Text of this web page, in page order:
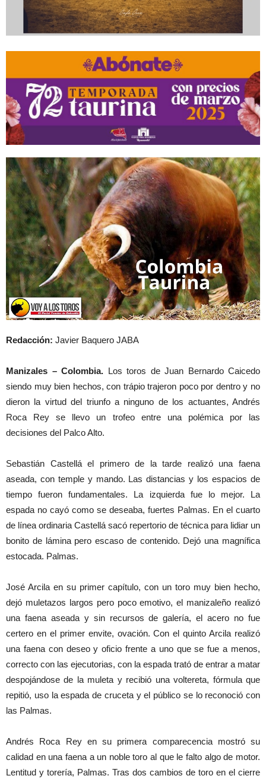
Redacción: Javier Baquero JABA
Manizales – Colombia. Los toros de Juan Bernardo Caicedo
siendo muy bien hechos, con trápio trajeron poco por dentro y no
dieron la virtud del triunfo a ninguno de los actuantes, Andrés
Roca Rey se llevo un trofeo entre una polémica por las
decisiones del Palco Alto.
Sebastián Castellá el primero de la tarde realizó una faena
aseada, con temple y mando. Las distancias y los espacios de
tiempo fueron fundamentales. La izquierda fue lo mejor. La
espada no cayó como se deseaba, fuertes Palmas. En el cuarto
de línea ordinaria Castellá sacó repertorio de técnica para lidiar un
bonito de lámina pero escaso de contenido. Dejó una magnífica
estocada. Palmas.
José Arcila en su primer capítulo, con un toro muy bien hecho,
dejó muletazos largos pero poco emotivo, el manizaleño realizó
una faena aseada y sin recursos de galería, el acero no fue
certero en el primer envite, ovación. Con el quinto Arcila realizó
una faena con deseo y oficio frente a uno que se fue a menos,
correcto con las ejecutorias, con la espada trató de entrar a matar
despojándose de la muleta y recibió una voltereta, fórmula que
repitió, uso la espada de cruceta y el público se lo reconoció con
las Palmas.
Andrés Roca Rey en su primera comparecencia mostró su
calidad en una faena a un noble toro al que le falto algo de motor.
Lentitud y torería, Palmas. Tras dos cambios de toro en el cierre